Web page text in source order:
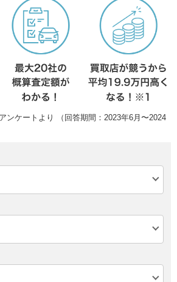
ンケートより （回答期間：2023年6月〜2024